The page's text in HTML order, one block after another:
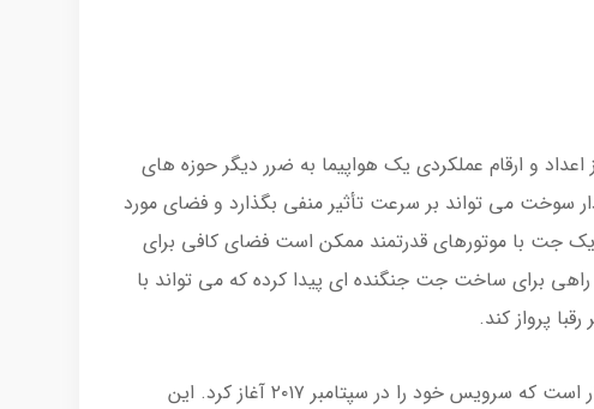
و ارقام عملکردی یک هواپیما به ضرر دیگر حوزه های
سوخت می تواند بر سرعت تأثیر منفی بگذارد و فضای مورد
یک جت با موتورهای قدرتمند ممکن است فضای کافی برای
برای ساخت جت جنگنده ای پیدا کرده که می تواند با
پرواز کند.
J-20 Black Eagle یک جت جنگنده پنهانکار است که سرویس خود را در سپتامبر ۲۰۱۷ آغاز کرد. این